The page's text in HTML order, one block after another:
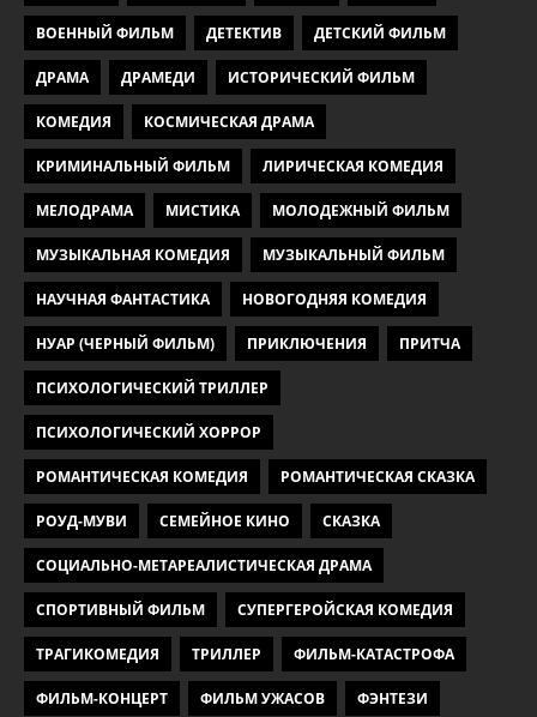
ВОЕННЫЙ ФИЛЬМ ДЕТЕКТИВ ДЕТСКИЙ ФИЛЬМ
ДРАМА ДРАМЕДИ ИСТОРИЧЕСКИЙ ФИЛЬМ
КОМЕДИЯ КОСМИЧЕСКАЯ ДРАМА
КРИМИНАЛЬНЫЙ ФИЛЬМ ЛИРИЧЕСКАЯ КОМЕДИЯ
МЕЛОДРАМА МИСТИКА МОЛОДЕЖНЫЙ ФИЛЬМ
МУЗЫКАЛЬНАЯ КОМЕДИЯ МУЗЫКАЛЬНЫЙ ФИЛЬМ
НАУЧНАЯ ФАНТАСТИКА НОВОГОДНЯЯ КОМЕДИЯ
НУАР (ЧЕРНЫЙ ФИЛЬМ) ПРИКЛЮЧЕНИЯ ПРИТЧА
ПСИХОЛОГИЧЕСКИЙ ТРИЛЛЕР
ПСИХОЛОГИЧЕСКИЙ ХОРРОР
РОМАНТИЧЕСКАЯ КОМЕДИЯ РОМАНТИЧЕСКАЯ СКАЗКА
РОУД-МУВИ СЕМЕЙНОЕ КИНО СКАЗКА
СОЦИАЛЬНО-МЕТАРЕАЛИСТИЧЕСКАЯ ДРАМА
СПОРТИВНЫЙ ФИЛЬМ СУПЕРГЕРОЙСКАЯ КОМЕДИЯ
ТРАГИКОМЕДИЯ ТРИЛЛЕР ФИЛЬМ-КАТАСТРОФА
ФИЛЬМ-КОНЦЕРТ ФИЛЬМ УЖАСОВ ФЭНТЕЗИ